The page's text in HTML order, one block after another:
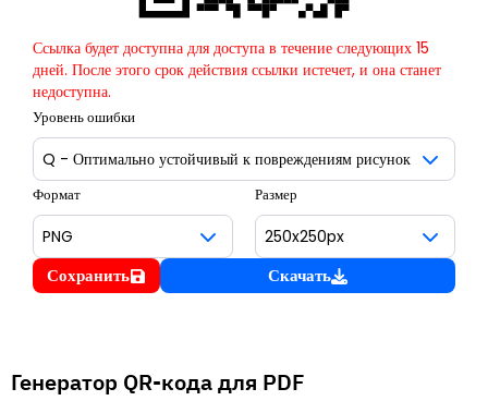
Ссылка будет доступна для доступа в течение следующих 15
дней. После этого срок действия ссылки истечет, и она станет
недоступна.
Уровень ошибки
Формат Размер
Сохранить Скачать
Генератор QR-кода для PDF